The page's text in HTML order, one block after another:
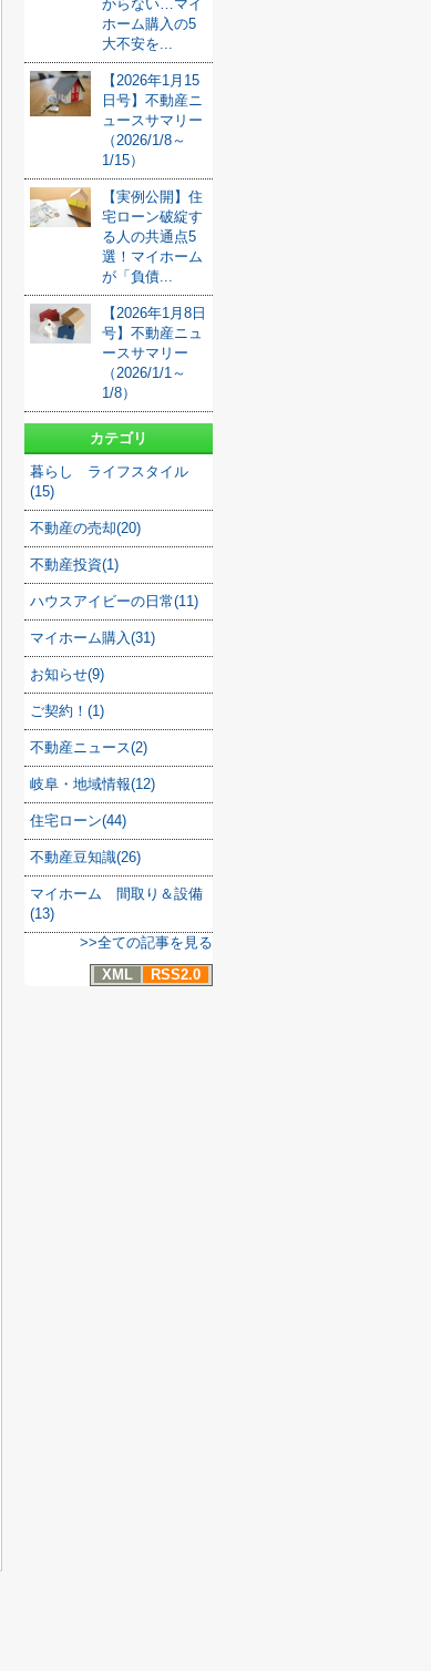
からない…マイ
ホーム購入の5
大不安を...
【2026年1月15
日号】不動産ニ
ュースサマリー
（2026/1/8～
1/15）
【実例公開】住
宅ローン破綻す
る人の共通点5
選！マイホーム
が「負債...
【2026年1月8日
号】不動産ニュ
ースサマリー
（2026/1/1～
1/8）
カテゴリ
暮らし ライフスタイル
(15)
不動産の売却(20)
不動産投資(1)
ハウスアイビーの日常(11)
マイホーム購入(31)
お知らせ(9)
ご契約！(1)
不動産ニュース(2)
岐阜・地域情報(12)
住宅ローン(44)
不動産豆知識(26)
マイホーム 間取り＆設備
(13)
>>全ての記事を見る
XML
RSS2.0